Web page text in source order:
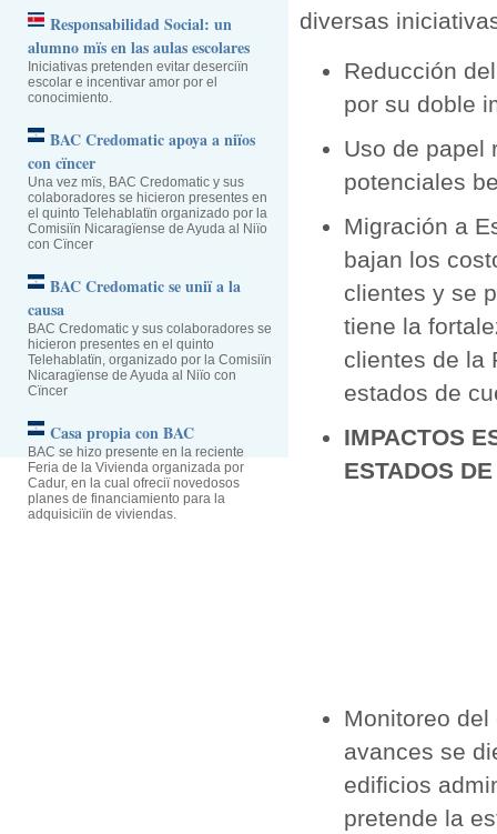
Responsabilidad Social: un
alumno mïs en las aulas escolares
Iniciativas pretenden evitar deserciïn
escolar e incentivar amor por el
conocimiento.
BAC Credomatic apoya a niïos
con cïncer
Una vez mïs, BAC Credomatic y sus
colaboradores se hicieron presentes en
el quinto Telehablatïn organizado por la
Comisiïn Nicaragïense de Ayuda al Niïo
con Cïncer
BAC Credomatic se uniï a la
causa
BAC Credomatic y sus colaboradores se
hicieron presentes en el quinto
Telehablatïn, organizado por la Comisiïn
Nicaragïense de Ayuda al Niïo con
Cïncer
Casa propia con BAC
BAC se hizo presente en la reciente
Feria de la Vivienda organizada por
Cadur, en la cual ofreciï novedosos
planes de financiamiento para la
adquisiciïn de viviendas.
diversas
Reducción
por su doble
Uso de papel
potenciales
Migración a
bajan los
clientes y se
tiene la
clientes de la
estados de
IMPACTOS
ESTADOS
Monitoreo
avances se
edificios
pretende la